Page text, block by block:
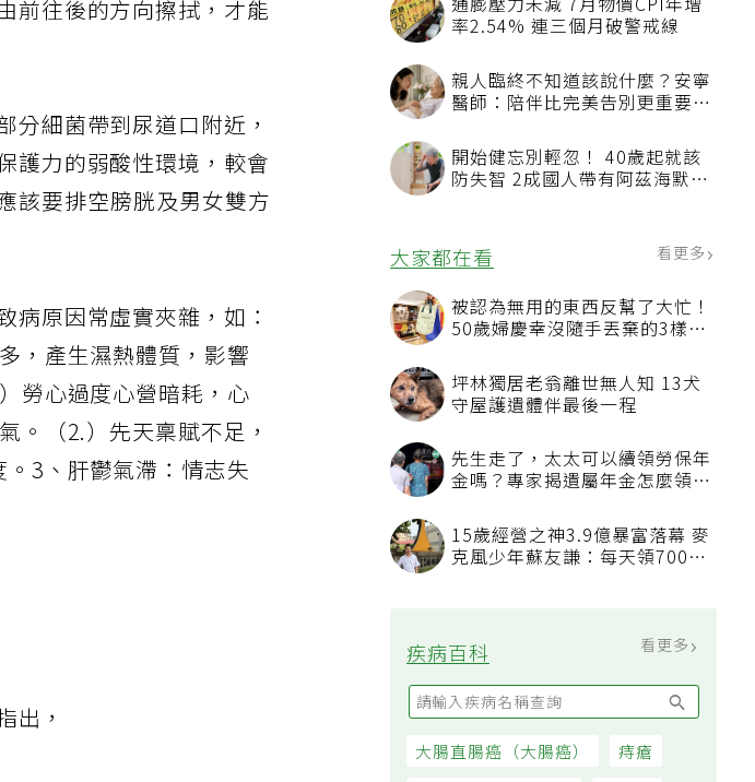
通膨壓力未減 7月物價CPI年增
率2.54% 連三個月破警戒線
親人臨終不知道該說什麼？安寧
醫師：陪伴比完美告別更重要，
開始健忘別輕忽！ 40歲起就該
防失智 2成國人帶有阿茲海默症
大家都在看 看更多
被認為無用的東西反幫了大忙！
50歲婦慶幸沒隨手丟棄的3樣物
坪林獨居老翁離世無人知 13犬
守屋護遺體伴最後一程
先生走了，太太可以續領勞保年
金嗎？專家揭遺屬年金怎麼領，
15歲經營之神3.9億暴富落幕 麥
克風少年蘇友謙：每天領700元
疾病百科
大腸直腸癌（大腸癌） 痔瘡
前往後的方向擦拭，才能
分細菌帶到尿道口附近，
護力的弱酸性環境，較會
該要排空膀胱及男女雙方
原因常虛實夾雜，如：
，產生濕熱體質，影響
勞心過度心營暗耗，心
。（2.）先天稟賦不足，
3、肝鬱氣滯：情志失
出，